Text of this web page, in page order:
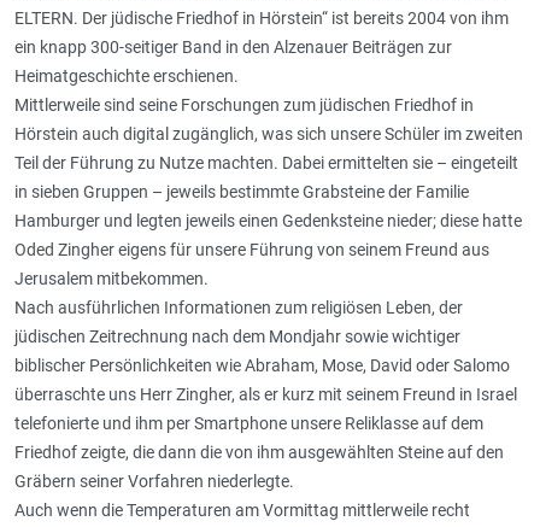
ELTERN. Der jüdische Friedhof in Hörstein“ ist bereits 2004 von ihm
ein knapp 300-seitiger Band in den Alzenauer Beiträgen zur
Heimatgeschichte erschienen.
Mittlerweile sind seine Forschungen zum jüdischen Friedhof in
Hörstein auch digital zugänglich, was sich unsere Schüler im zweiten
Teil der Führung zu Nutze machten. Dabei ermittelten sie – eingeteilt
in sieben Gruppen – jeweils bestimmte Grabsteine der Familie
Hamburger und legten jeweils einen Gedenksteine nieder; diese hatte
Oded Zingher eigens für unsere Führung von seinem Freund aus
Jerusalem mitbekommen.
Nach ausführlichen Informationen zum religiösen Leben, der
jüdischen Zeitrechnung nach dem Mondjahr sowie wichtiger
biblischer Persönlichkeiten wie Abraham, Mose, David oder Salomo
überraschte uns Herr Zingher, als er kurz mit seinem Freund in Israel
telefonierte und ihm per Smartphone unsere Reliklasse auf dem
Friedhof zeigte, die dann die von ihm ausgewählten Steine auf den
Gräbern seiner Vorfahren niederlegte.
Auch wenn die Temperaturen am Vormittag mittlerweile recht